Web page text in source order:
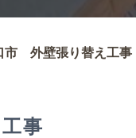
市 外壁張り替え工事
事